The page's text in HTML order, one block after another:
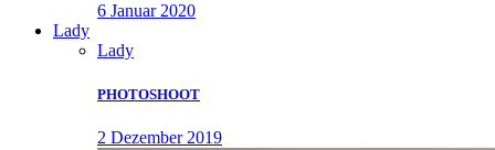
6 Januar 2020
Lady
Lady
PHOTOSHOOT
2 Dezember 2019